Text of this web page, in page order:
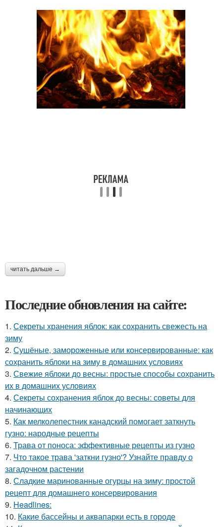
читать дальше →
Последние обновления на сайте:
1. Секреты хранения яблок: как сохранить свежесть на
зиму
2. Сушёные, замороженные или консервированные: как
сохранить яблоки на зиму в домашних условиях
3. Свежие яблоки до весны: простые способы сохранить
их в домашних условиях
4. Секреты сохранения яблок до весны: советы для
начинающих
5. Как мелколепестник канадский помогает заткнуть
гузно: народные рецепты
6. Трава от поноса: эффективные рецепты из гузно
7. Что такое трава 'заткни гузно'? Узнайте правду о
загадочном растении
8. Сладкие маринованные огурцы на зиму: простой
рецепт для домашнего консервирования
9. Headlines:
10. Какие бассейны и аквапарки есть в городе